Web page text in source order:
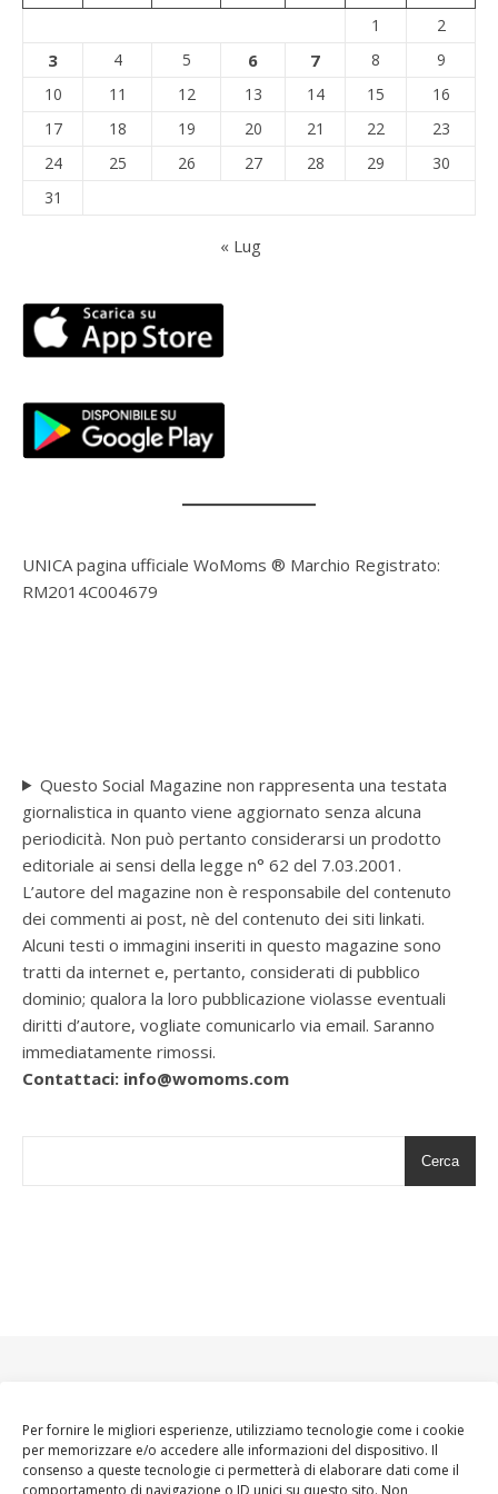
Per fornire le migliori esperienze, utilizziamo tecnologie come i cookie
per memorizzare e/o accedere alle informazioni del dispositivo. Il
consenso a queste tecnologie ci permetterà di elaborare dati come il
comportamento di navigazione o ID unici su questo sito. Non
1
2
3 4 5 6 7 8
9
10
11 12 13 14 15
16
17
18 19 20 21 22
23
24
25 26 27 28 29
30
31
« Lug
UNICA pagina ufficiale WoMoms ® Marchio Registrato:
RM2014C004679
Questo Social Magazine non rappresenta una testata
giornalistica in quanto viene aggiornato senza alcuna
periodicità. Non può pertanto considerarsi un prodotto
editoriale ai sensi della legge n° 62 del 7.03.2001.
L’autore del magazine non è responsabile del contenuto
dei commenti ai post, nè del contenuto dei siti linkati.
Alcuni testi o immagini inseriti in questo magazine sono
tratti da internet e, pertanto, considerati di pubblico
dominio; qualora la loro pubblicazione violasse eventuali
diritti d’autore, vogliate comunicarlo via email. Saranno
immediatamente rimossi.
Contattaci: info@womoms.com
Cerca